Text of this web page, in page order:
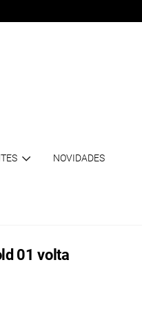
NOVIDADES
01 volta